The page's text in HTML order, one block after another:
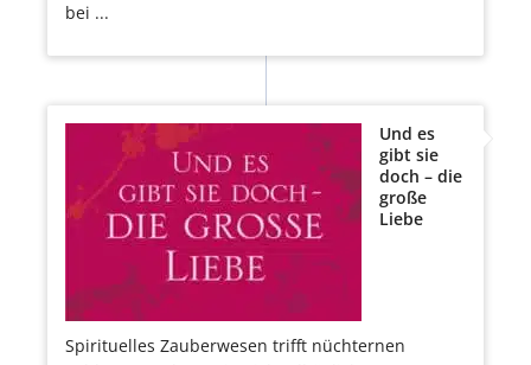
bei ...
Und es
gibt sie
doch – die
große
Liebe
Spirituelles Zauberwesen trifft nüchternen